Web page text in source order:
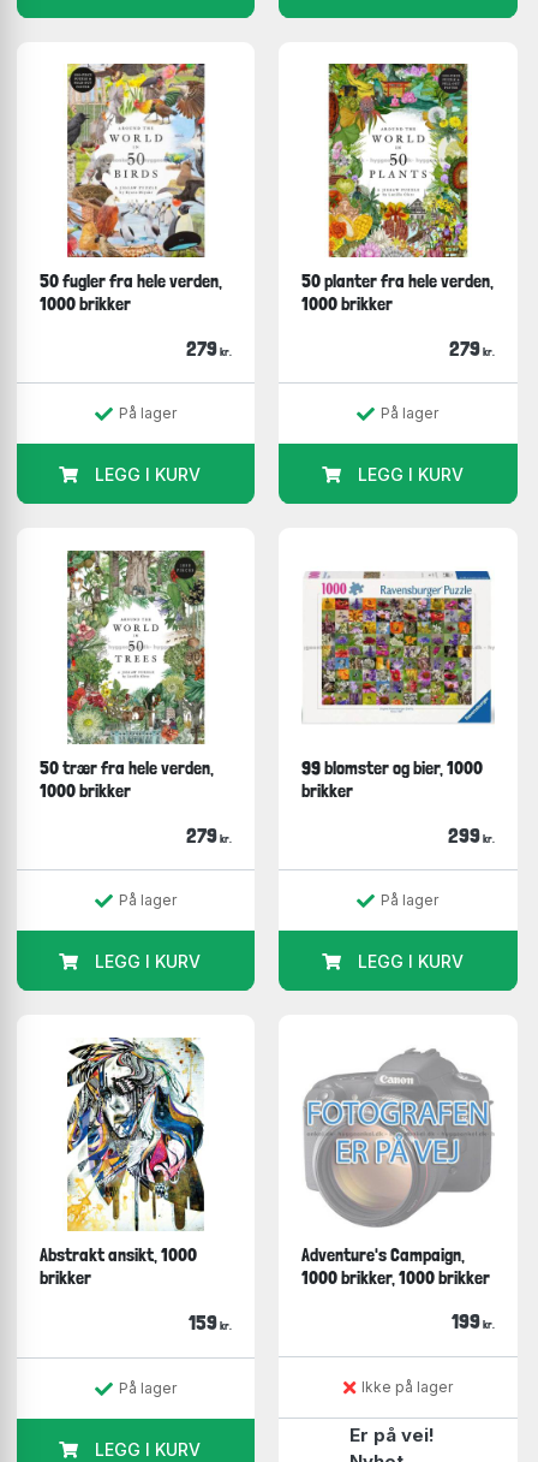
50 fugler fra hele verden,
1000 brikker
279 kr.
På lager
LEGG I KURV
50 planter fra hele verden,
1000 brikker
279 kr.
På lager
LEGG I KURV
50 trær fra hele verden,
1000 brikker
279 kr.
På lager
LEGG I KURV
99 blomster og bier, 1000
brikker
299 kr.
På lager
LEGG I KURV
Abstrakt ansikt, 1000
brikker
159 kr.
På lager
LEGG I KURV
Adventure's Campaign,
1000 brikker, 1000 brikker
199 kr.
Ikke på lager
Er på vei!